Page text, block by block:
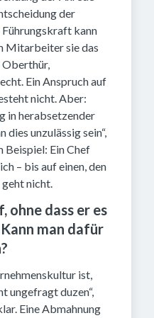
der
Führungskraft kann
Mitarbeiter sie das
Oberthür,
Ein Anspruch auf
nicht. Aber:
in herabsetzender
dies unzulässig sein“,
Beispiel: Ein Chef
– bis auf einen, den
geht nicht.
ohne dass er es
man dafür
ist,
ungefragt duzen“,
Eine Abmahnung